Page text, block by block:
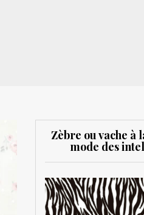
Zèbre ou vache à
mode des